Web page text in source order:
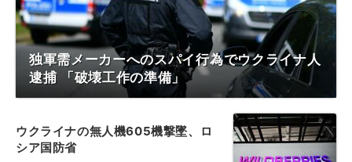
独軍需メーカーへのスパイ行為でウクライナ人
逮捕 「破壊工作の準備」
ウクライナの無人機605機撃墜、ロ
シア国防省